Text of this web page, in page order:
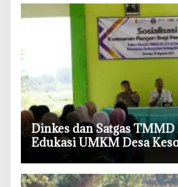
‎Dinkes dan Satgas
Edukasi UMKM Desa
Boraks dan Formalin